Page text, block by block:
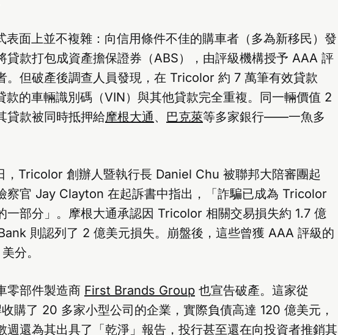
面上並不複雜：向信用條件不佳的購車者（多為新移民）發
貸款打包成資產擔保證券（ABS），由評級機構授予 AAA 評
。但破產後調查人員發現，在 Tricolor 約 7 萬筆有效貸款
的車輛識別碼（VIN）與其他貸款完全重複。同一輛價值 2
貸款被同時抵押給摩根大通、 巴克萊等多家銀行——一魚多
，Tricolor 創辦人暨執行長 Daniel Chu 被聯邦大陪審團起
察官 Jay Clayton 在起訴書中指出，「詐騙已成為 Tricolor
一部分」。摩根大通承認因 Tricolor 相關交易損失約 1.7 億
則認列了 2 億美元損失。崩盤後，這些曾獲 AAA 評級的
分。
零部件製造商 First Brands Group 也宣告破產。這家從
購了 20 多家小型公司的企業，實際負債高達 120 億美元，
週還為其出具了「乾淨」報告，投行甚至還在向投資者推銷其